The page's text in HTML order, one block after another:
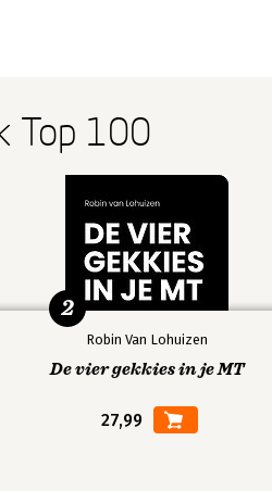
Top 100
Robin Van Lohuizen
De vier gekkies in je MT
27,99
2